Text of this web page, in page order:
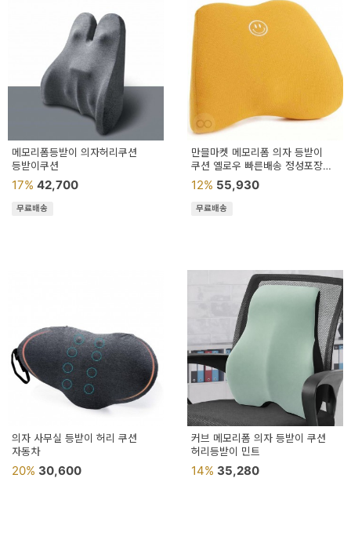
메모리폼등받이 의자허리쿠션
등받이쿠션
17% 42,700
무료배송
만믈마켓 메모리폼 의자 등받이
쿠션 옐로우 빠른배송 정성포장
허리등받이쿠션
허리디스크의자등받이쿠션
12% 55,930
무료배송
의자 사무실 등받이 허리 쿠션
자동차
20% 30,600
커브 메모리폼 의자 등받이 쿠션
허리등받이 민트
14% 35,280